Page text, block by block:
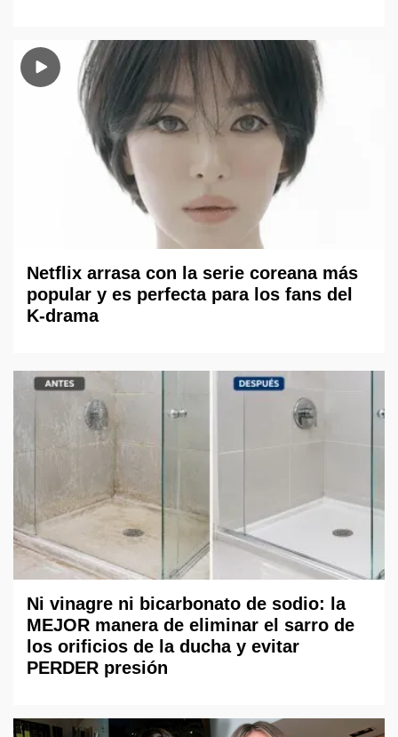
Netflix arrasa con la serie coreana más
popular y es perfecta para los fans del
K-drama
Ni vinagre ni bicarbonato de sodio: la
MEJOR manera de eliminar el sarro de
los orificios de la ducha y evitar
PERDER presión